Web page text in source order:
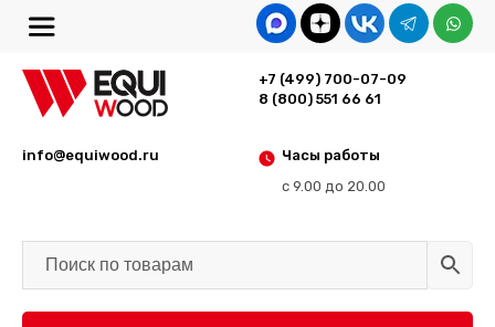
+7 (499) 700-07-09
8 (800) 551 66 61
Часы работы
с 9.00 до 20.00
info@equiwood.ru